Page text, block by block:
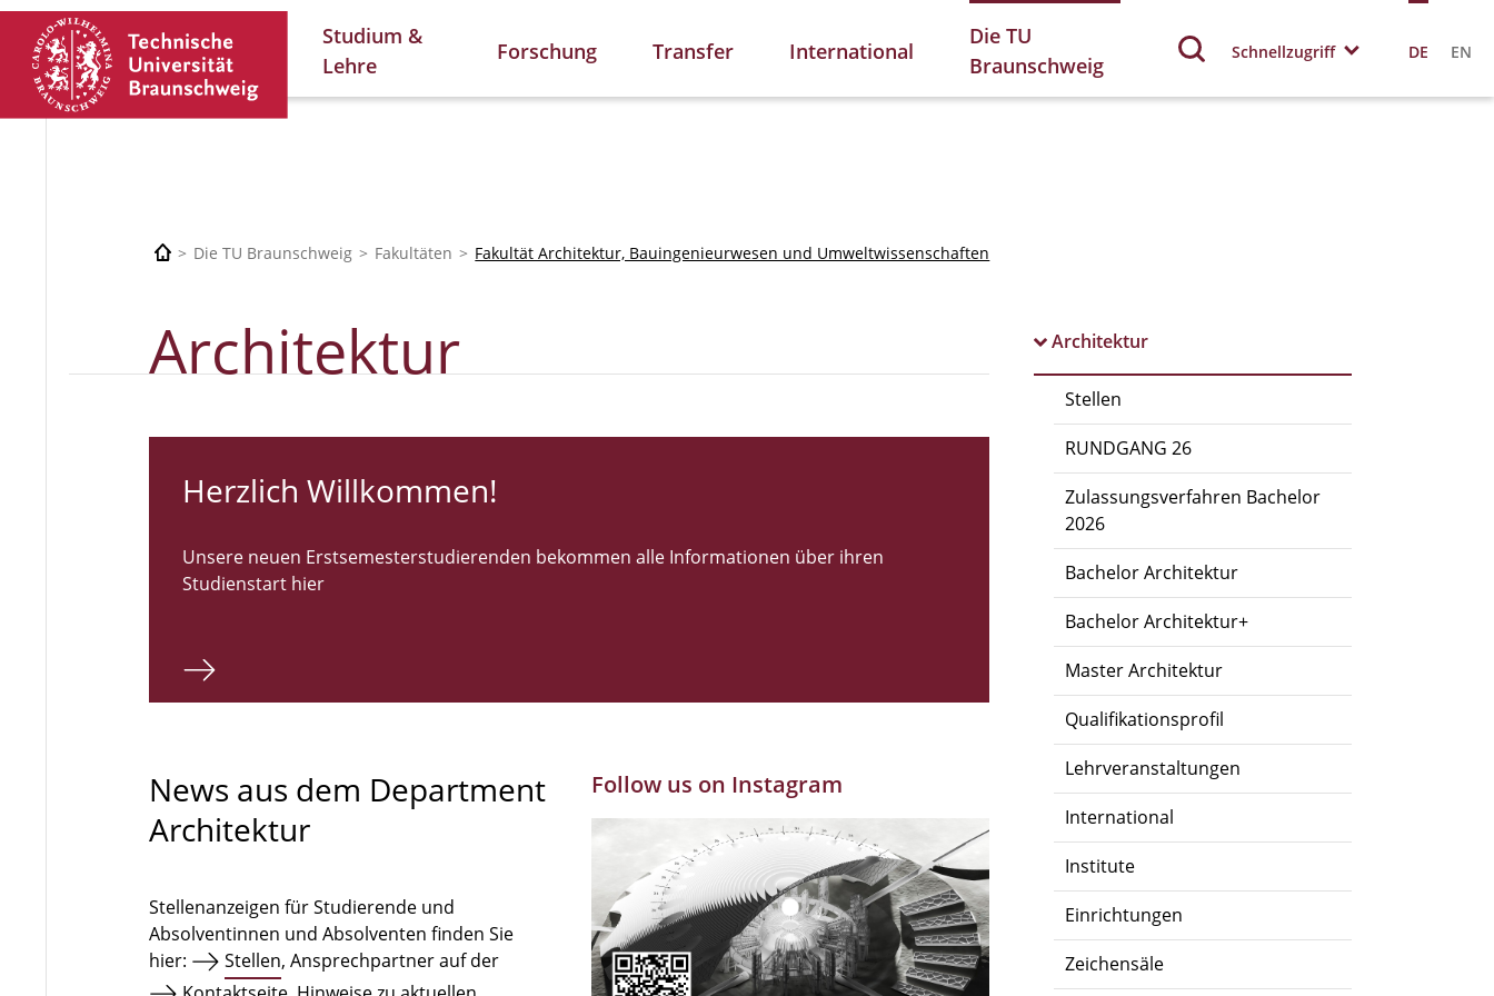
Studium &
Lehre
Forschung Transfer International
Die TU
Braunschweig
Schnellzugriff DE EN
Die TU Braunschweig Fakultäten Fakultät Architektur, Bauingenieurwesen und Umweltwissenschaften
Architektur
Stellen
RUNDGANG 26
Zulassungsverfahren Bachelor
2026
Bachelor Architektur
Bachelor Architektur+
Master Architektur
Qualifikationsprofil
Lehrveranstaltungen
International
Institute
Einrichtungen
Zeichensäle
Architektur
Herzlich Willkommen!
Unsere neuen Erstsemesterstudierenden bekommen alle Informationen über ihren
Studienstart hier
News aus dem Department
Architektur
Stellenanzeigen für Studierende und
Absolventinnen und Absolventen finden Sie
hier:
Stellen, Ansprechpartner auf der
Follow us on Instagram